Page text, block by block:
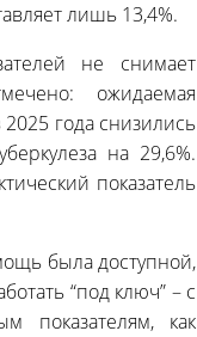
лишь 13,4%.
не снимает
ожидаемая
года снизились
на 29,6%.
показатель
была доступной,
“под ключ” – с
показателям, как